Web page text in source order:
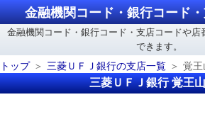
金融機関コード・銀行コード
金融機関コード・銀行コード・支店コードや店
できます。
トップ
三菱ＵＦＪ銀行の支店一覧 覚王
三菱ＵＦＪ銀行 覚王